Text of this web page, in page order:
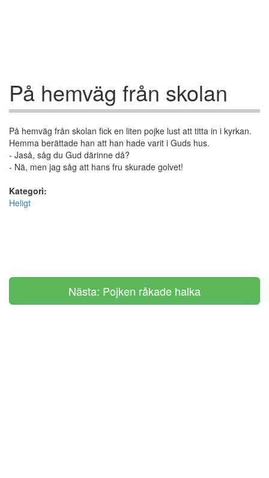
På hemväg från skolan
På hemväg från skolan fick en liten pojke lust att titta in i kyrkan.
Hemma berättade han att han hade varit i Guds hus.
- Jaså, såg du Gud därinne då?
- Nä, men jag såg att hans fru skurade golvet!
Kategori:
Heligt
Nästa: Pojken råkade halka